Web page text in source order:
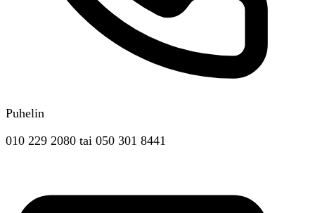
Puhelin
010 229 2080 tai 050 301 8441